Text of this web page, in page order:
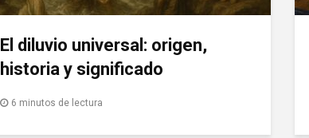
El diluvio universal: origen,
historia y significado
6 minutos de lectura